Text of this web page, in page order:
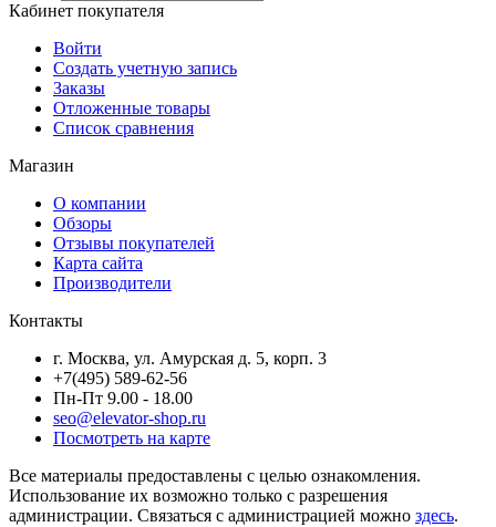
Кабинет покупателя
Войти
Создать учетную запись
Заказы
Отложенные товары
Список сравнения
Магазин
О компании
Обзоры
Отзывы покупателей
Карта сайта
Производители
Контакты
г. Москва, ул. Амурская д. 5, корп. 3
+7(495) 589-62-56
Пн-Пт 9.00 - 18.00
seo@elevator-shop.ru
Посмотреть на карте
Все материалы предоставлены с целью ознакомления.
Использование их возможно только с разрешения
администрации. Связаться с администрацией можно здесь.